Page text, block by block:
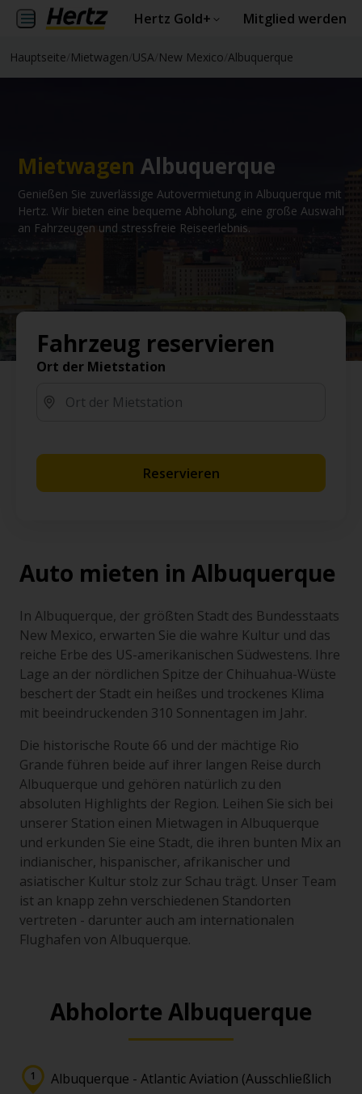
Hertz Gold+ Mitglied werden
Hauptseite Mietwagen USA New Mexico Albuquerque
Mietwagen Albuquerque
Genießen Sie zuverlässige Autovermietung in Albuquerque mit
Hertz. Wir bieten eine bequeme Abholung, eine große Auswahl
an Fahrzeugen und stressfreie Reiseerlebnis.
Fahrzeug reservieren
Ort der Mietstation
Reservieren
Auto mieten in Albuquerque
In Albuquerque, der größten Stadt des Bundesstaats
New Mexico, erwarten Sie die wahre Kultur und das
reiche Erbe des US-amerikanischen Südwestens. Ihre
Lage an der nördlichen Spitze der Chihuahua-Wüste
beschert der Stadt ein heißes und trockenes Klima
mit beeindruckenden 310 Sonnentagen im Jahr.
Die historische Route 66 und der mächtige Rio
Grande führen beide auf ihrer langen Reise durch
Albuquerque und gehören natürlich zu den
absoluten Highlights der Region. Leihen Sie sich bei
unserer Station einen Mietwagen in Albuquerque
und erkunden Sie eine Stadt, die ihren bunten Mix an
indianischer, hispanischer, afrikanischer und
asiatischer Kultur stolz zur Schau trägt. Unser Team
ist an knapp zehn verschiedenen Standorten
vertreten - darunter auch am internationalen
Flughafen von Albuquerque.
Abholorte Albuquerque
Albuquerque - Atlantic Aviation (Ausschließlich